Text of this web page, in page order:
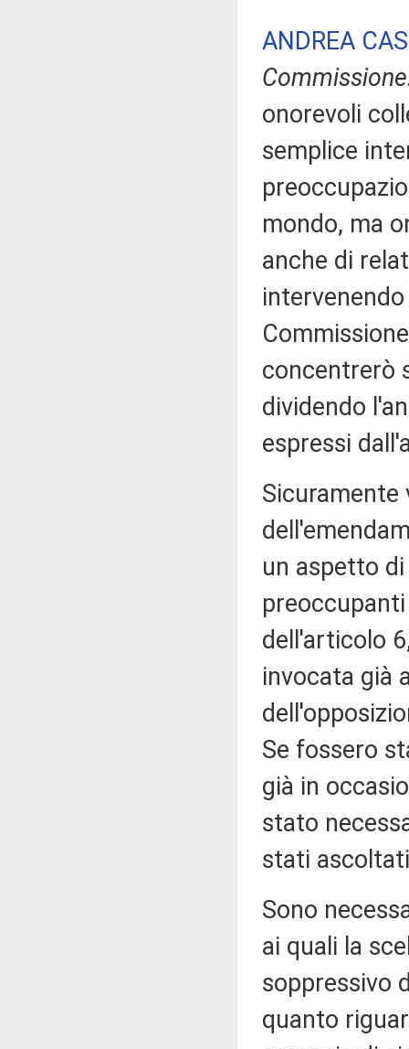
ANDREA
onorevoli
semplice
mondo, ma
anche di
concentrerò
dividendo
espressi
un aspetto
dell'articolo
invocata già
Se fossero
già in
stato
stati
Sono
ai quali la
soppressivo
quanto